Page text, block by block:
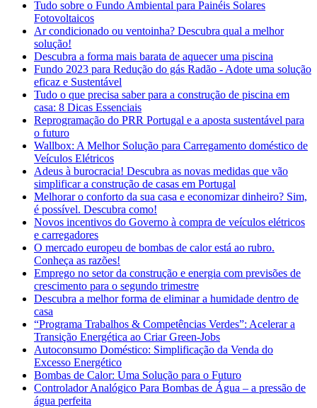
Tudo sobre o Fundo Ambiental para Painéis Solares
Fotovoltaicos
Ar condicionado ou ventoinha? Descubra qual a melhor
solução!
Descubra a forma mais barata de aquecer uma piscina
Fundo 2023 para Redução do gás Radão - Adote uma solução
eficaz e Sustentável
Tudo o que precisa saber para a construção de piscina em
casa: 8 Dicas Essenciais
Reprogramação do PRR Portugal e a aposta sustentável para
o futuro
Wallbox: A Melhor Solução para Carregamento doméstico de
Veículos Elétricos
Adeus à burocracia! Descubra as novas medidas que vão
simplificar a construção de casas em Portugal
Melhorar o conforto da sua casa e economizar dinheiro? Sim,
é possível. Descubra como!
Novos incentivos do Governo à compra de veículos elétricos
e carregadores
O mercado europeu de bombas de calor está ao rubro.
Conheça as razões!
Emprego no setor da construção e energia com previsões de
crescimento para o segundo trimestre
Descubra a melhor forma de eliminar a humidade dentro de
casa
“Programa Trabalhos & Competências Verdes”: Acelerar a
Transição Energética ao Criar Green-Jobs
Autoconsumo Doméstico: Simplificação da Venda do
Excesso Energético
Bombas de Calor: Uma Solução para o Futuro
Controlador Analógico Para Bombas de Água – a pressão de
água perfeita